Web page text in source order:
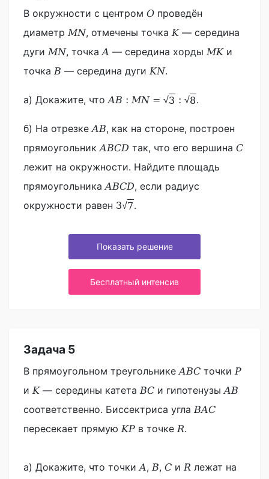
В окружности с центром O проведён
диаметр MN, отмечены точка K— середина
дуги MN, точка A — середина хорды MKи
точка B — середина дуги KN.
а) Докажите, что AB : MN = √3 : √8.
б) На отрезке AB, как на стороне, построен
прямоугольник ABCD так, что его вершина C
лежит на окружности. Найдите площадь
прямоугольника ABCD, если радиус
окружности равен 3√7.
Показать решение
Бесплатный интенсив
Задача 5
В прямоугольном треугольнике ABC точки P
и K— середины катета BC и гипотенузы AB
соответственно. Биссектриса угла BAC
пересекает прямую KP в точке R.
а) Докажите, что точки A, B, C и R лежат на